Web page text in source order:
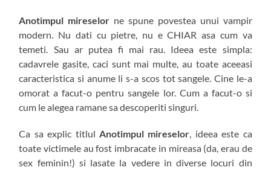
Anotimpul mireselor ne spune povestea unui vampir
modern. Nu dati cu pietre, nu e CHIAR asa cum va
temeti. Sau ar putea fi mai rau. Ideea este simpla:
cadavrele gasite, caci sunt mai multe, au toate aceeasi
caracteristica si anume li s-a scos tot sangele. Cine le-a
omorat a facut-o pentru sangele lor. Cum a facut-o si
cum le alegea ramane sa descoperiti singuri.
Ca sa explic titlul Anotimpul mireselor , ideea este ca
toate victimele au fost imbracate in mireasa (da, erau de
sex feminin!) si lasate la vedere in diverse locuri din